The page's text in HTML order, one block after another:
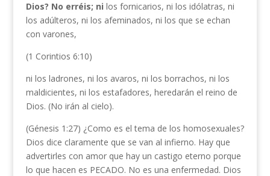
Dios? No erréis; ni los fornicarios, ni los idólatras, ni
los adúlteros, ni los afeminados, ni los que se echan
con varones,
(1 Corintios 6:10)
ni los ladrones, ni los avaros, ni los borrachos, ni los
maldicientes, ni los estafadores, heredarán el reino de
Dios. (No irán al cielo).
(Génesis 1:27) ¿Como es el tema de los homosexuales?
Dios dice claramente que se van al infierno. Hay que
advertirles con amor que hay un castigo eterno porque
lo que hacen es PECADO. No es una enfermedad. Dios